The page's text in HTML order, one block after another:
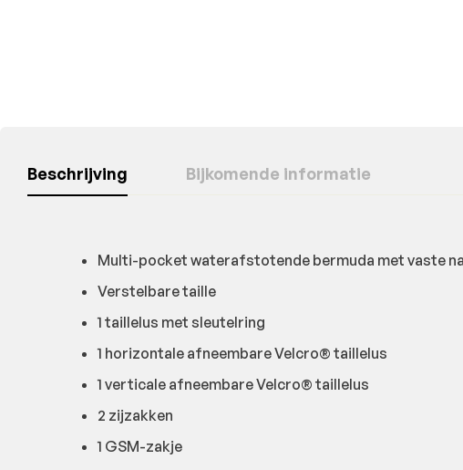
Beschrijving Bijkomende informatie
Multi-pocket waterafstotende bermuda met vaste
Verstelbare taille
1 taillelus met sleutelring
1 horizontale afneembare Velcro® taillelus
1 verticale afneembare Velcro® taillelus
2 zijzakken
1 GSM-zakje